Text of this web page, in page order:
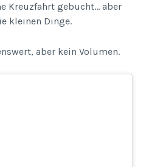
Kreuzfahrt gebucht… aber
kleinen Dinge.
aber kein Volumen.